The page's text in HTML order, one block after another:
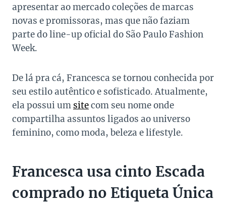
apresentar ao mercado coleções de marcas
novas e promissoras, mas que não faziam
parte do line-up oficial do São Paulo Fashion
Week.
De lá pra cá, Francesca se tornou conhecida por
seu estilo autêntico e sofisticado. Atualmente,
ela possui um sitecom seu nome onde
compartilha assuntos ligados ao universo
feminino, como moda, beleza e lifestyle.
Francesca usa cinto Escada
comprado no Etiqueta Única